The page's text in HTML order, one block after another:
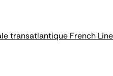
transatlantique French Line